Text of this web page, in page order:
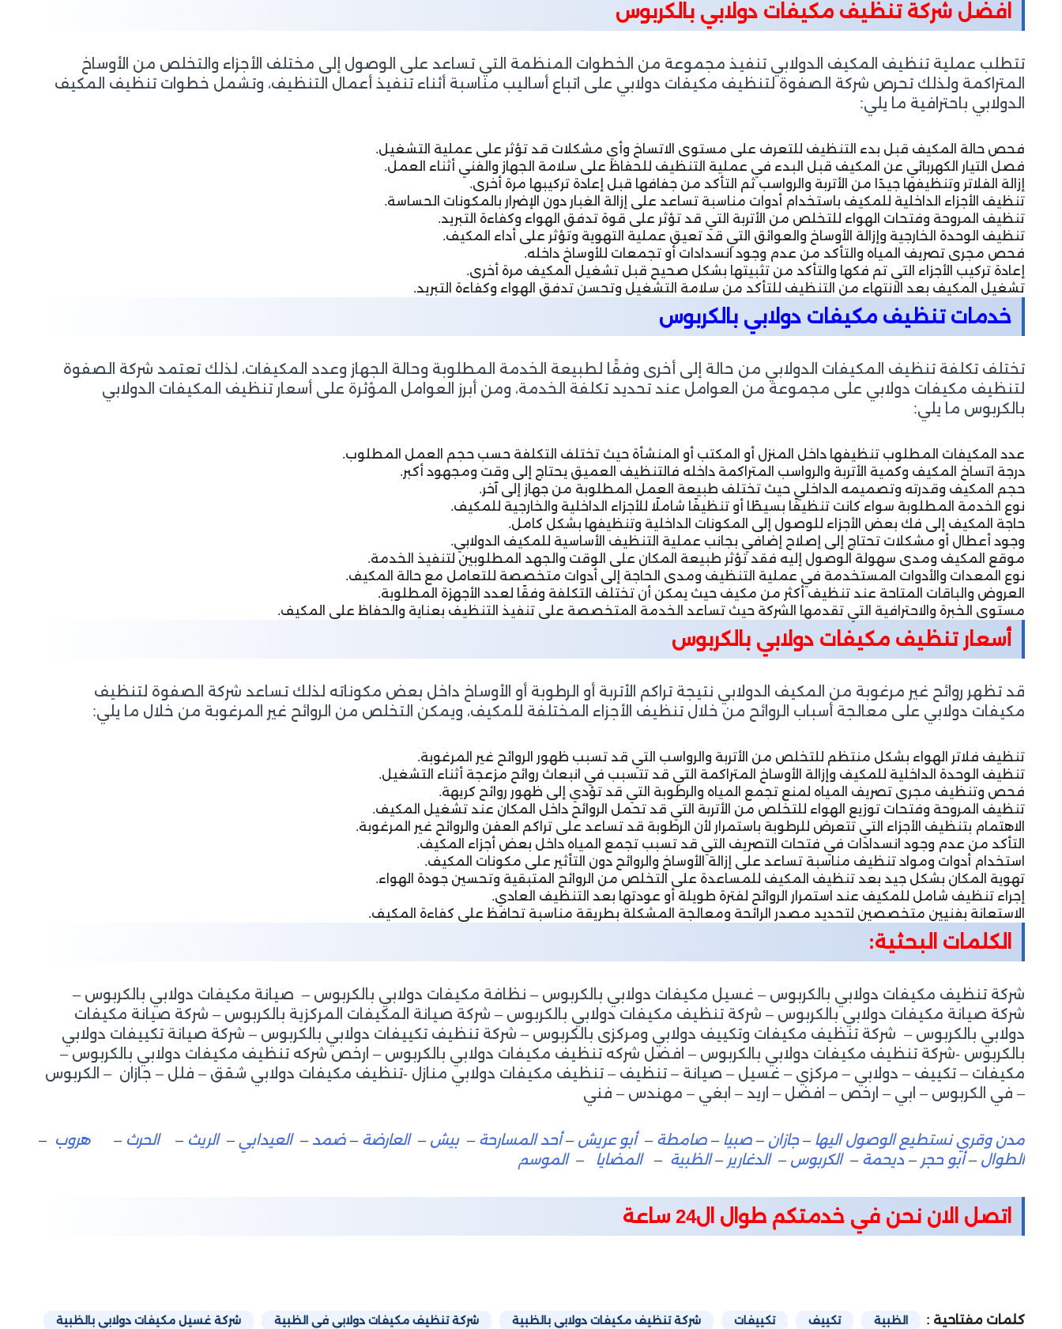
افضل شركة تنظيف مكيفات دولابي بالكربوس
تتطلب عملية تنظيف المكيف الدولابي تنفيذ مجموعة من الخطوات المنظمة التي تساعد على الوصول إلى مختلف الأجزاء والتخلص من الأوساخ
المتراكمة ولذلك تحرص شركة الصفوة لتنظيف مكيفات دولابي على اتباع أساليب مناسبة أثناء تنفيذ أعمال التنظيف، وتشمل خطوات تنظيف المكيف
الدولابي باحترافية ما يلي:
فحص حالة المكيف قبل بدء التنظيف للتعرف على مستوى الاتساخ وأي مشكلات قد تؤثر على عملية التشغيل.
فصل التيار الكهربائي عن المكيف قبل البدء في عملية التنظيف للحفاظ على سلامة الجهاز والفني أثناء العمل.
إزالة الفلاتر وتنظيفها جيدًا من الأتربة والرواسب ثم التأكد من جفافها قبل إعادة تركيبها مرة أخرى.
تنظيف الأجزاء الداخلية للمكيف باستخدام أدوات مناسبة تساعد على إزالة الغبار دون الإضرار بالمكونات الحساسة.
تنظيف المروحة وفتحات الهواء للتخلص من الأتربة التي قد تؤثر على قوة تدفق الهواء وكفاءة التبريد.
تنظيف الوحدة الخارجية وإزالة الأوساخ والعوائق التي قد تعيق عملية التهوية وتؤثر على أداء المكيف.
فحص مجرى تصريف المياه والتأكد من عدم وجود انسدادات أو تجمعات للأوساخ داخله.
إعادة تركيب الأجزاء التي تم فكها والتأكد من تثبيتها بشكل صحيح قبل تشغيل المكيف مرة أخرى.
تشغيل المكيف بعد الانتهاء من التنظيف للتأكد من سلامة التشغيل وتحسن تدفق الهواء وكفاءة التبريد.
خدمات تنظيف مكيفات دولابي بالكربوس
تختلف تكلفة تنظيف المكيفات الدولابي من حالة إلى أخرى وفقًا لطبيعة الخدمة المطلوبة وحالة الجهاز وعدد المكيفات، لذلك تعتمد شركة الصفوة
لتنظيف مكيفات دولابي على مجموعة من العوامل عند تحديد تكلفة الخدمة، ومن أبرز العوامل المؤثرة على أسعار تنظيف المكيفات الدولابي
بالكربوس ما يلي:
عدد المكيفات المطلوب تنظيفها داخل المنزل أو المكتب أو المنشأة حيث تختلف التكلفة حسب حجم العمل المطلوب.
درجة اتساخ المكيف وكمية الأتربة والرواسب المتراكمة داخله فالتنظيف العميق يحتاج إلى وقت ومجهود أكبر.
حجم المكيف وقدرته وتصميمه الداخلي حيث تختلف طبيعة العمل المطلوبة من جهاز إلى آخر.
نوع الخدمة المطلوبة سواء كانت تنظيفًا بسيطًا أو تنظيفًا شاملًا للأجزاء الداخلية والخارجية للمكيف.
حاجة المكيف إلى فك بعض الأجزاء للوصول إلى المكونات الداخلية وتنظيفها بشكل كامل.
وجود أعطال أو مشكلات تحتاج إلى إصلاح إضافي بجانب عملية التنظيف الأساسية للمكيف الدولابي.
موقع المكيف ومدى سهولة الوصول إليه فقد تؤثر طبيعة المكان على الوقت والجهد المطلوبين لتنفيذ الخدمة.
نوع المعدات والأدوات المستخدمة في عملية التنظيف ومدى الحاجة إلى أدوات متخصصة للتعامل مع حالة المكيف.
العروض والباقات المتاحة عند تنظيف أكثر من مكيف حيث يمكن أن تختلف التكلفة وفقًا لعدد الأجهزة المطلوبة.
مستوى الخبرة والاحترافية التي تقدمها الشركة حيث تساعد الخدمة المتخصصة على تنفيذ التنظيف بعناية والحفاظ على المكيف.
أسعار تنظيف مكيفات دولابي بالكربوس
قد تظهر روائح غير مرغوبة من المكيف الدولابي نتيجة تراكم الأتربة أو الرطوبة أو الأوساخ داخل بعض مكوناته لذلك تساعد شركة الصفوة لتنظيف
مكيفات دولابي على معالجة أسباب الروائح من خلال تنظيف الأجزاء المختلفة للمكيف، ويمكن التخلص من الروائح غير المرغوبة من خلال ما يلي:
تنظيف فلاتر الهواء بشكل منتظم للتخلص من الأتربة والرواسب التي قد تسبب ظهور الروائح غير المرغوبة.
تنظيف الوحدة الداخلية للمكيف وإزالة الأوساخ المتراكمة التي قد تتسبب في انبعاث روائح مزعجة أثناء التشغيل.
فحص وتنظيف مجرى تصريف المياه لمنع تجمع المياه والرطوبة التي قد تؤدي إلى ظهور روائح كريهة.
تنظيف المروحة وفتحات توزيع الهواء للتخلص من الأتربة التي قد تحمل الروائح داخل المكان عند تشغيل المكيف.
الاهتمام بتنظيف الأجزاء التي تتعرض للرطوبة باستمرار لأن الرطوبة قد تساعد على تراكم العفن والروائح غير المرغوبة.
التأكد من عدم وجود انسدادات في فتحات التصريف التي قد تسبب تجمع المياه داخل بعض أجزاء المكيف.
استخدام أدوات ومواد تنظيف مناسبة تساعد على إزالة الأوساخ والروائح دون التأثير على مكونات المكيف.
تهوية المكان بشكل جيد بعد تنظيف المكيف للمساعدة على التخلص من الروائح المتبقية وتحسين جودة الهواء.
إجراء تنظيف شامل للمكيف عند استمرار الروائح لفترة طويلة أو عودتها بعد التنظيف العادي.
الاستعانة بفنيين متخصصين لتحديد مصدر الرائحة ومعالجة المشكلة بطريقة مناسبة تحافظ على كفاءة المكيف.
الكلمات البحثية:
شركة تنظيف مكيفات دولابي بالكربوس – غسيل مكيفات دولابي بالكربوس – نظافة مكيفات دولابي بالكربوس – صيانة مكيفات دولابي بالكربوس –
شركة صيانة مكيفات دولابي بالكربوس – شركة تنظيف مكيفات دولابي بالكربوس – شركة صيانة المكيفات المركزية بالكربوس – شركة صيانة مكيفات
دولابي بالكربوس – شركة تنظيف مكيفات وتكييف دولابي ومركزى بالكربوس – شركة تنظيف تكييفات دولابي بالكربوس – شركة صيانة تكييفات دولابي
بالكربوس -شركة تنظيف مكيفات دولابي بالكربوس – افضل شركه تنظيف مكيفات دولابي بالكربوس – ارخص شركه تنظيف مكيفات دولابي بالكربوس –
مكيفات – تكييف – دولابي – مركزي – غسيل – صيانة – تنظيف – تنظيف مكيفات دولابي منازل -تنظيف مكيفات دولابي شقق – فلل – جازان – الكربوس
– في الكربوس – ابي – ارخص – افضل – اريد – ابغي – مهندس – فني
مدن وقري نستطيع الوصول اليها –جازان–صبيا–صامطة–أبو عريش–أحد المسارحة–بيش– العارضة–ضمد–العيدابي–الريث– الحرث– هروب –
الطوال–أبو حجر– ديحمة–الكربوس–الدغارير–الظبية – المضايا – الموسم
اتصل الان نحن في خدمتكم طوال ال24 ساعة
كلمات مفتاحية : الظبية تكييف تكييفات شركة تنظيف مكيفات دولابي بالظبية شركة تنظيف مكيفات دولابي في الظبية شركة غسيل مكيفات دولابي بالظبية